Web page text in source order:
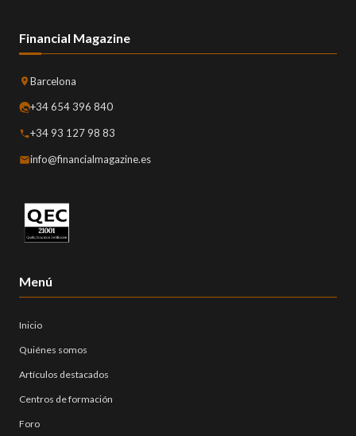
Financial Magazine
Barcelona
+34 654 396 840
+34 93 127 98 83
info@financialmagazine.es
Menú
Inicio
Quiénes somos
Artículos destacados
Centros de formación
Foro